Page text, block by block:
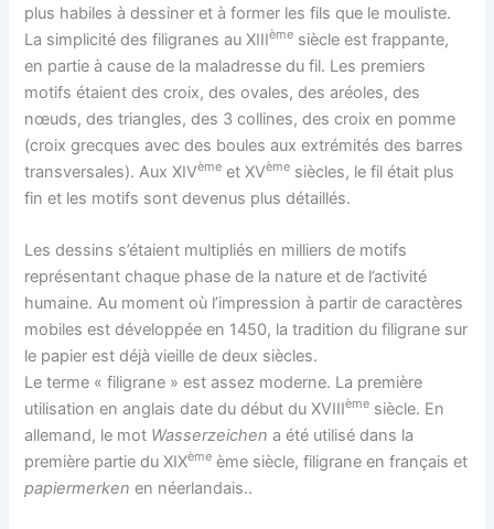
plus habiles à dessiner et à former les fils que le mouliste.
La simplicité des filigranes au XIIIème siècle est frappante,
en partie à cause de la maladresse du fil. Les premiers
motifs étaient des croix, des ovales, des aréoles, des
nœuds, des triangles, des 3 collines, des croix en pomme
(croix grecques avec des boules aux extrémités des barres
transversales). Aux XIVème et XVème siècles, le fil était plus
fin et les motifs sont devenus plus détaillés.
Les dessins s’étaient multipliés en milliers de motifs
représentant chaque phase de la nature et de l’activité
humaine. Au moment où l’impression à partir de caractères
mobiles est développée en 1450, la tradition du filigrane sur
le papier est déjà vieille de deux siècles.
Le terme « filigrane » est assez moderne. La première
utilisation en anglais date du début du XVIIIème siècle. En
allemand, le mot Wasserzeichen a été utilisé dans la
première partie du XIXème ème siècle, filigrane en français et
papiermerken en néerlandais..